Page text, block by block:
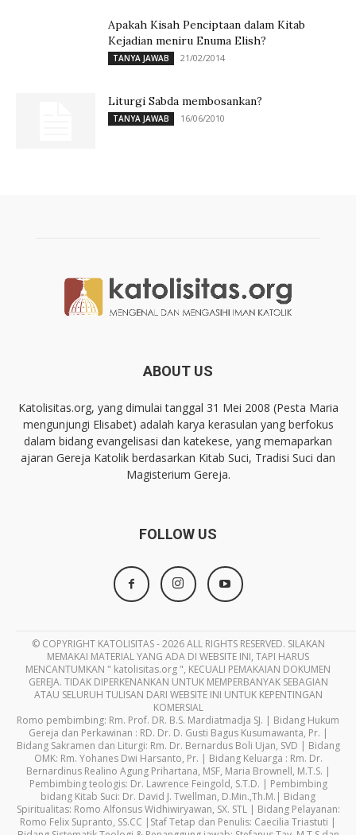
Apakah Kisah Penciptaan dalam Kitab
Kejadian meniru Enuma Elish?
TANYA JAWAB 21/02/2014
Liturgi Sabda membosankan?
TANYA JAWAB 16/06/2010
ABOUT US
Katolisitas.org, yang dimulai tanggal 31 Mei 2008 (Pesta Maria
mengunjungi Elisabet) adalah karya kerasulan yang berfokus
dalam bidang evangelisasi dan katekese, yang memaparkan
ajaran Gereja Katolik berdasarkan Kitab Suci, Tradisi Suci dan
Magisterium Gereja.
FOLLOW US
© COPYRIGHT KATOLISITAS - 2026 ALL RIGHTS RESERVED. SILAKAN
MEMAKAI MATERIAL YANG ADA DI WEBSITE INI, TAPI HARUS
MENCANTUMKAN " katolisitas.org ", KECUALI PEMAKAIAN DOKUMEN
GEREJA. TIDAK DIPERKENANKAN UNTUK MEMPERBANYAK SEBAGIAN
ATAU SELURUH TULISAN DARI WEBSITE INI UNTUK KEPENTINGAN
KOMERSIAL
Romo pembimbing: Rm. Prof. DR. B.S. Mardiatmadja SJ. | Bidang Hukum
Gereja dan Perkawinan : RD. Dr. D. Gusti Bagus Kusumawanta, Pr. |
Bidang Sakramen dan Liturgi: Rm. Dr. Bernardus Boli Ujan, SVD | Bidang
OMK: Rm. Yohanes Dwi Harsanto, Pr. | Bidang Keluarga : Rm. Dr.
Bernardinus Realino Agung Prihartana, MSF, Maria Brownell, M.T.S. |
Pembimbing teologis: Dr. Lawrence Feingold, S.T.D. | Pembimbing
bidang Kitab Suci: Dr. David J. Twellman, D.Min.,Th.M.| Bidang
Spiritualitas: Romo Alfonsus Widhiwiryawan, SX. STL | Bidang Pelayanan:
Romo Felix Supranto, SS.CC |Staf Tetap dan Penulis: Caecilia Triastuti |